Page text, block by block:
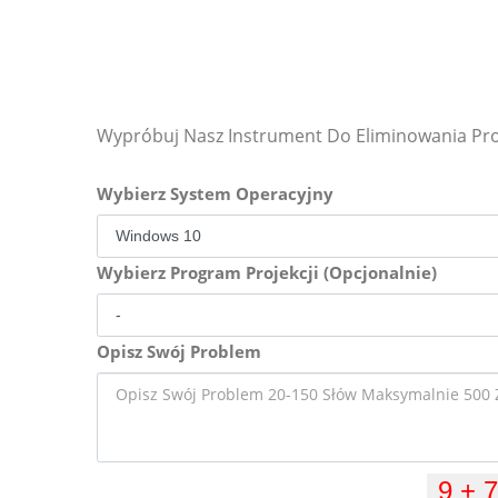
Wypróbuj Nasz Instrument Do Eliminowania
Wybierz System Operacyjny
Wybierz Program Projekcji (Opcjonalnie)
Opisz Swój Problem